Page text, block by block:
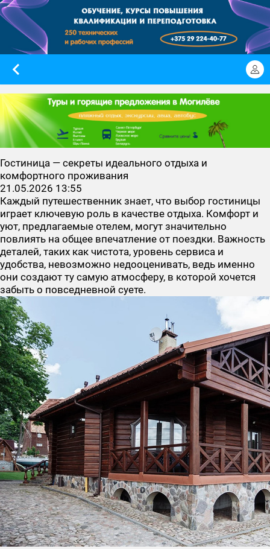
Гостиница — секреты идеального отдыха и
комфортного проживания
21.05.2026 13:55
Каждый путешественник знает, что выбор гостиницы
играет ключевую роль в качестве отдыха. Комфорт и
уют, предлагаемые отелем, могут значительно
повлиять на общее впечатление от поездки. Важность
деталей, таких как чистота, уровень сервиса и
удобства, невозможно недооценивать, ведь именно
они создают ту самую атмосферу, в которой хочется
забыть о повседневной суете.